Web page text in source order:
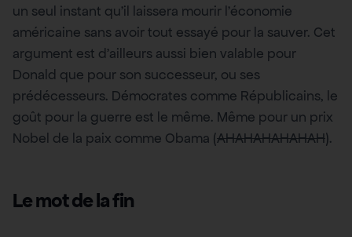
un seul instant qu’il laissera mourir l’économie
américaine sans avoir tout essayé pour la sauver. Cet
argument est d’ailleurs aussi bien valable pour
Donald que pour son successeur, ou ses
prédécesseurs. Démocrates comme Républicains, le
goût pour la guerre est le même. Même pour un prix
Nobel de la paix comme Obama (AHAHAHAHAHAH).
Le mot de la fin